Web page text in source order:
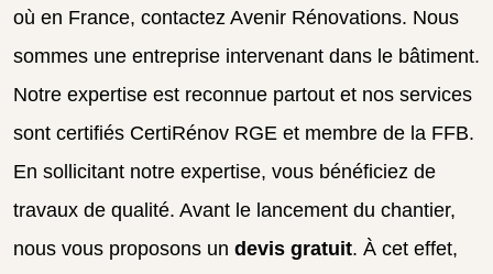
où en France, contactez Avenir Rénovations. Nous
sommes une entreprise intervenant dans le bâtiment.
Notre expertise est reconnue partout et nos services
sont certifiés CertiRénov RGE et membre de la FFB.
En sollicitant notre expertise, vous bénéficiez de
travaux de qualité. Avant le lancement du chantier,
nous vous proposons un devis gratuit. À cet effet,